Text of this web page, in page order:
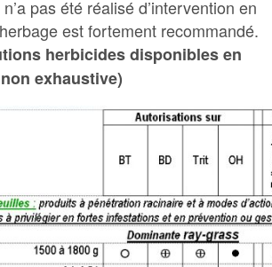
pas été réalisé d’intervention en
est fortement recommandé.
herbicides disponibles en
exhaustive)